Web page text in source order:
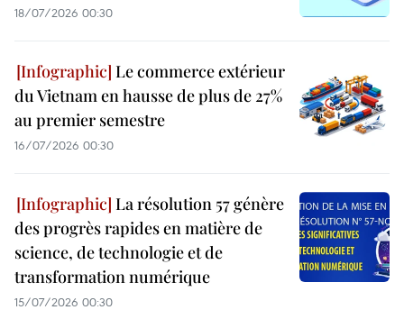
18/07/2026 00:30
Le commerce extérieur
du Vietnam en hausse de plus de 27%
au premier semestre
16/07/2026 00:30
La résolution 57 génère
des progrès rapides en matière de
science, de technologie et de
transformation numérique
15/07/2026 00:30